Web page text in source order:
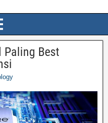
Paling Best